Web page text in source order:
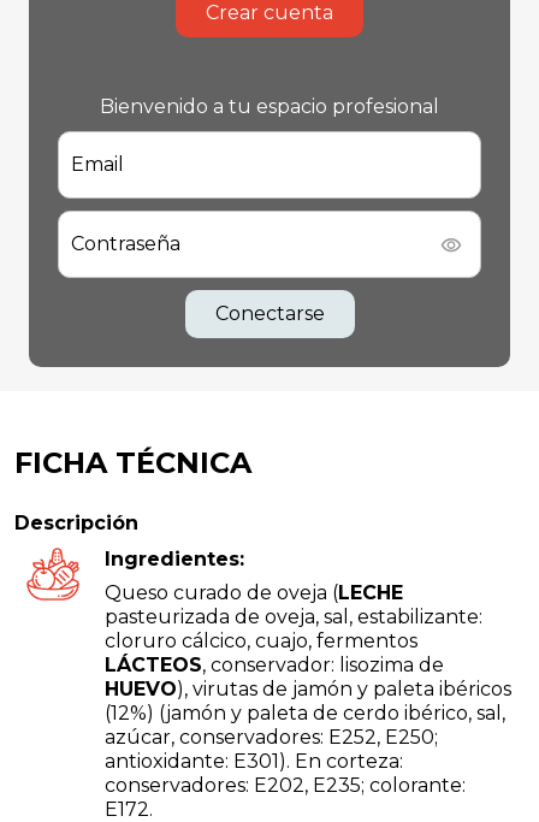
Crear cuenta
Bienvenido a tu espacio profesional
Email
Contraseña
Conectarse
FICHA TÉCNICA
Descripción
Ingredientes:
Queso curado de oveja (LECHE
pasteurizada de oveja, sal, estabilizante:
cloruro cálcico, cuajo, fermentos
LÁCTEOS, conservador: lisozima de
HUEVO), virutas de jamón y paleta ibéricos
(12%) (jamón y paleta de cerdo ibérico, sal,
azúcar, conservadores: E252, E250;
antioxidante: E301). En corteza:
conservadores: E202, E235; colorante:
E172.